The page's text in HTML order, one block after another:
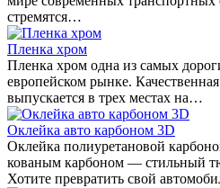
стремятся…
Пленка хром
Пленка хром одна из самых
европейском рынке.
выпускается в трех местах на…
Оклейка авто карбоном 3D
Оклейка полиуретановой
кованым карбоном — стильный
Хотите превратить свой